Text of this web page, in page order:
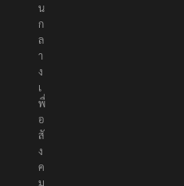
น
ก
ล
า
ง
เ
พื่
อ
สั
ง
ค
ม